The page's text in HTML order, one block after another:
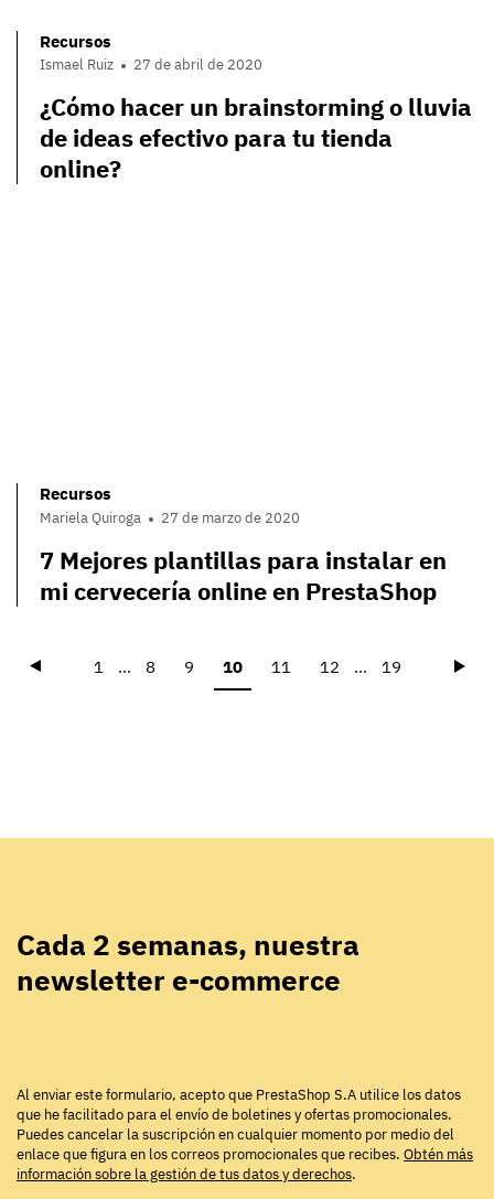
Recursos
Ismael Ruiz 27 de abril de 2020
¿Cómo hacer un brainstorming o lluvia
de ideas efectivo para tu tienda
online?
Recursos
Mariela Quiroga 27 de marzo de 2020
7 Mejores plantillas para instalar en
mi cervecería online en PrestaShop
Précédent
1 ... 8 9 10 11 12 ... 19
Cada 2 semanas, nuestra
newsletter e-commerce
Al enviar este formulario, acepto que PrestaShop S.A utilice los datos
que he facilitado para el envío de boletines y ofertas promocionales.
Puedes cancelar la suscripción en cualquier momento por medio del
enlace que figura en los correos promocionales que recibes. Obtén más
información sobre la gestión de tus datos y derechos.